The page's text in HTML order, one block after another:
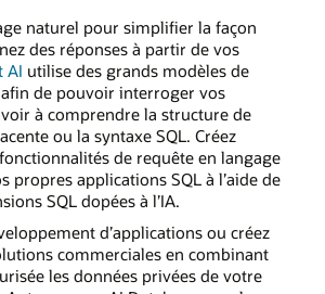
naturel pour simplifier la façon
des réponses à partir de vos
AI utilise des grands modèles de
de pouvoir interroger vos
à comprendre la structure de
ou la syntaxe SQL. Créez
de requête en langage
propres applications SQL à l’aide de
SQL dopées à l’IA.
d’applications ou créez
commerciales en combinant
les données privées de votre